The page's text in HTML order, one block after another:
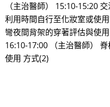
（主治醫師） 15:10-15:20
利用時間自行至化妝室或使
彎夜間背架的穿著評估與使
16:10-17:00 （主治醫師）
使用 方式(2)